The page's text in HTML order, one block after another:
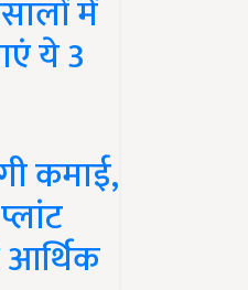
में
ये 3
कमाई,